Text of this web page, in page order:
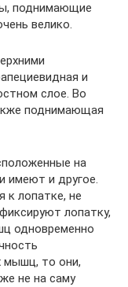
поднимающие
велико.
и
слое. Во
поднимающая
на
имеют и другое.
к лопатке, не
лопатку,
одновременно
мышц, то они,
не на саму